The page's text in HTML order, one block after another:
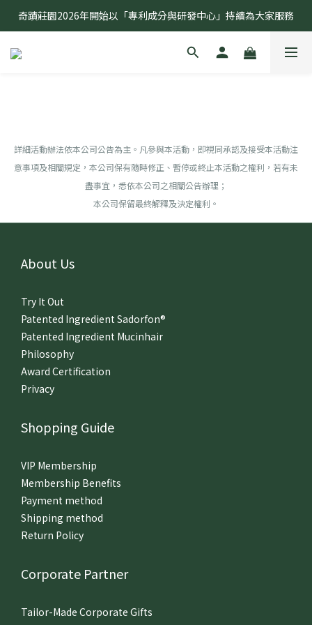
奇蹟莊園2026年開始以「專利成分與研發中心」持續為大家服務
奇蹟莊園2026年開始以「專利成分與研發中心」持續為大家服務
敏弱無患 奇蹟有感 全球首創研究無患子種仁油功效
詳細活動辦法依本公司公告為主。凡參與本活動，即視同承認及接受本活動注
意事項及相關規定，本公司保有隨時修正、暫停或終止本活動之權利，若有未
盡事宜，悉依本公司之相關公告辦理；
本公司保留最終解釋及決定權利。
About Us
Try It Out
Patented Ingredient Sadorfon®
Patented Ingredient Mucinhair
Philosophy
Award Certification
Privacy
Shopping Guide
VIP Membership
Membership Benefits
Payment method
Shipping method
Return Policy
Corporate Partner
Tailor-Made Corporate Gifts